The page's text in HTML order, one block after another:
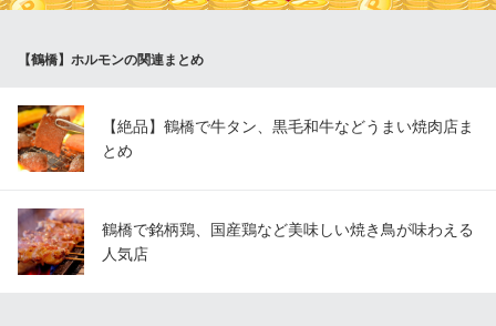
しめます。
日々輝Koreandining
ＪＲ大阪環状線鶴橋駅 徒歩4分
大阪府大阪市生野区鶴橋2-14-14
【鶴橋】ホルモンの関連まとめ
【絶品】鶴橋で牛タン、黒毛和牛などうまい焼肉店ま
とめ
鶴橋で銘柄鶏、国産鶏など美味しい焼き鳥が味わえる
人気店